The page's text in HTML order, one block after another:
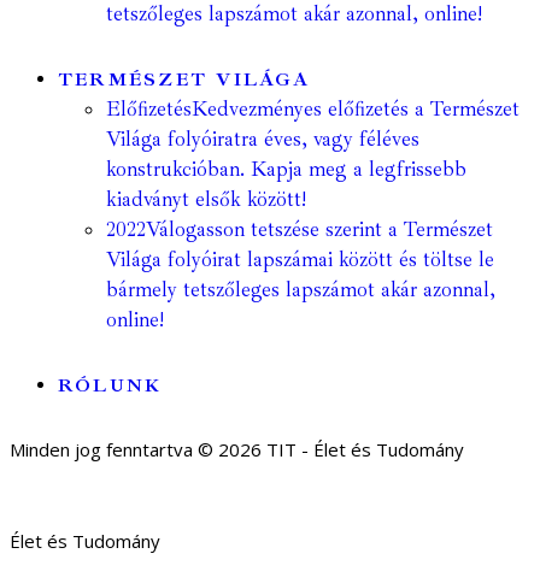
tetszőleges lapszámot akár azonnal, online!
TERMÉSZET VILÁGA
ElőfizetésKedvezményes előfizetés a Természet
Világa folyóiratra éves, vagy féléves
konstrukcióban. Kapja meg a legfrissebb
kiadványt elsők között!
2022Válogasson tetszése szerint a Természet
Világa folyóirat lapszámai között és töltse le
bármely tetszőleges lapszámot akár azonnal,
online!
RÓLUNK
Minden jog fenntartva © 2026 TIT - Élet és Tudomány
Élet és Tudomány